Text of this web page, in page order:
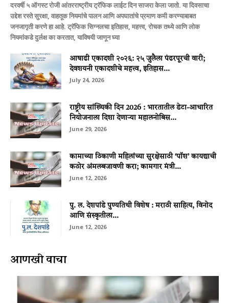
दरवर्षी ५ ऑगस्ट रोजी आंतरराष्ट्रीय ट्रॅफिक लाईट दिन साजरा केला जातो. या दिवसाचा
उद्देश रस्ते सुरक्षा, वाहतूक नियमांचे पालन आणि अपघातांचे प्रमाण कमी करण्याबाबत
जनजागृती करणे हा आहे. ट्रॅफिक सिग्नलचा इतिहास, महत्त्व, रोचक तथ्ये आणि लोक
नियमांकडे दुर्लक्ष का करतात, याविषयी जाणून घ्या
आषाढी एकादशी २०२६: २५ जुलैला पंढरपूरची वारी;
देवशयनी एकादशीचे महत्त्व, इतिहास...
July 24, 2026
राष्ट्रीय सांख्यिकी दिन 2026 : भारतातील डेटा-आधारित
नियोजनाला दिशा देणाऱ्या महालनोबिस...
June 29, 2026
कामाच्या ठिकाणी महिलांच्या सुरक्षेसाठी ‘पॉश’ कायद्याची
कठोर अंमलबजावणी करा; कामगार मंत्री...
June 12, 2026
पु. ल. देशपांडे पुण्यतिथी विशेष : मराठी साहित्य, विनोद
आणि संस्कृतीला...
June 12, 2026
आणखी वाचा